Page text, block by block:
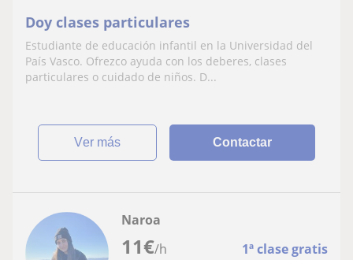
Doy clases particulares
Estudiante de educación infantil en la Universidad del
País Vasco. Ofrezco ayuda con los deberes, clases
particulares o cuidado de niños. D...
ver más Contactar
11€/h 1ª clase gratis
Naroa